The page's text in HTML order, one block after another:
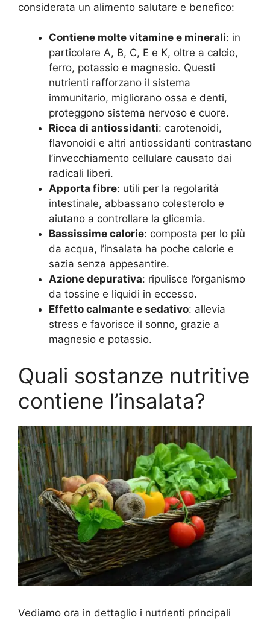
considerata un alimento salutare e benefico:
Contiene molte vitamine e minerali: in
particolare A, B, C, E e K, oltre a calcio,
ferro, potassio e magnesio. Questi
nutrienti rafforzano il sistema
immunitario, migliorano ossa e denti,
proteggono sistema nervoso e cuore.
Ricca di antiossidanti: carotenoidi,
flavonoidi e altri antiossidanti contrastano
l’invecchiamento cellulare causato dai
radicali liberi.
Apporta fibre: utili per la regolarità
intestinale, abbassano colesterolo e
aiutano a controllare la glicemia.
Bassissime calorie: composta per lo più
da acqua, l’insalata ha poche calorie e
sazia senza appesantire.
Azione depurativa: ripulisce l’organismo
da tossine e liquidi in eccesso.
Effetto calmante e sedativo: allevia
stress e favorisce il sonno, grazie a
magnesio e potassio.
Quali sostanze nutritive
contiene l’insalata?
Vediamo ora in dettaglio i nutrienti principali